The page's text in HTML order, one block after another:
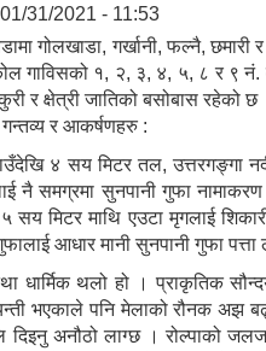
31/2021 - 11:53
गोलखाडा, गर्खानी, फल्नै,
गाविसको १, २, ३, ४, ५, ८ र ९ नं.
र क्षेत्री जातिको बसोबास
र आकर्षणहरु :
४ सय मिटर तल, उत्तरगङ्गा
नै समग्रमा सुनपानी गुफा
५ सय मिटर माथि एउटा मृगलाई
आधार मानी सुनपानी गुफा
धार्मिक थलो हो । प्राकृतिक
भएकाले पनि मेलाको रौनक अझ
दिइनु अनौठो लाग्छ । रोल्पाको